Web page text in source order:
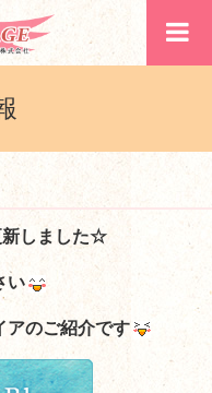
しました☆
い
のご紹介です